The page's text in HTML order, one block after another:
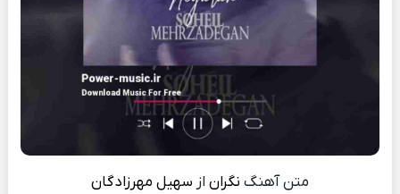
متن آهنگ نگران از سهیل مهرزادگان